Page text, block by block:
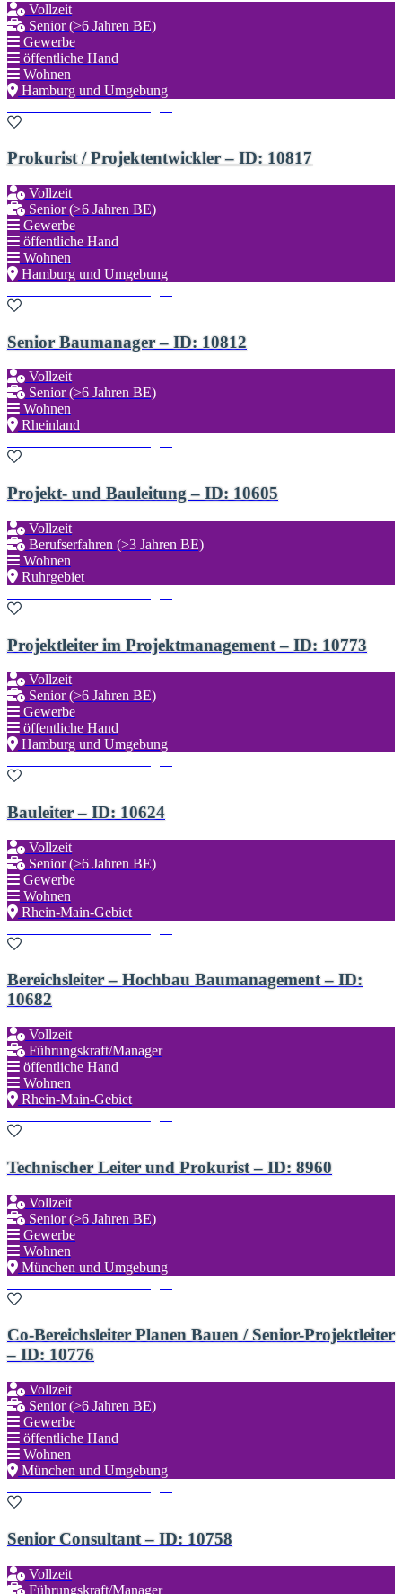
Vollzeit
Senior (>6 Jahren BE)
Gewerbe
öffentliche Hand
Wohnen
Hamburg und Umgebung
Prokurist / Projektentwickler – ID: 10817
Vollzeit
Senior (>6 Jahren BE)
Gewerbe
öffentliche Hand
Wohnen
Hamburg und Umgebung
Senior Baumanager – ID: 10812
Vollzeit
Senior (>6 Jahren BE)
Wohnen
Rheinland
Projekt- und Bauleitung – ID: 10605
Vollzeit
Berufserfahren (>3 Jahren BE)
Wohnen
Ruhrgebiet
Projektleiter im Projektmanagement – ID: 10773
Vollzeit
Senior (>6 Jahren BE)
Gewerbe
öffentliche Hand
Hamburg und Umgebung
Bauleiter – ID: 10624
Vollzeit
Senior (>6 Jahren BE)
Gewerbe
Wohnen
Rhein-Main-Gebiet
Bereichsleiter – Hochbau Baumanagement – ID:
10682
Vollzeit
Führungskraft/Manager
öffentliche Hand
Wohnen
Rhein-Main-Gebiet
Technischer Leiter und Prokurist – ID: 8960
Vollzeit
Senior (>6 Jahren BE)
Gewerbe
Wohnen
München und Umgebung
Co-Bereichsleiter Planen Bauen / Senior-Projektleiter
– ID: 10776
Vollzeit
Senior (>6 Jahren BE)
Gewerbe
öffentliche Hand
Wohnen
München und Umgebung
Senior Consultant – ID: 10758
Vollzeit
Führungskraft/Manager